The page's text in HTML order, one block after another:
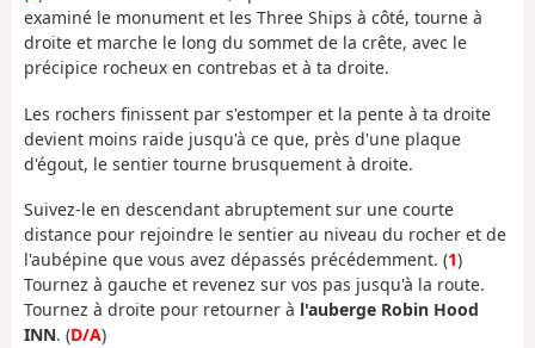
examiné le monument et les Three Ships à côté, tourne à
droite et marche le long du sommet de la crête, avec le
précipice rocheux en contrebas et à ta droite.
Les rochers finissent par s'estomper et la pente à ta droite
devient moins raide jusqu'à ce que, près d'une plaque
d'égout, le sentier tourne brusquement à droite.
Suivez-le en descendant abruptement sur une courte
distance pour rejoindre le sentier au niveau du rocher et de
l'aubépine que vous avez dépassés précédemment. (1)
Tournez à gauche et revenez sur vos pas jusqu'à la route.
Tournez à droite pour retourner à l'auberge Robin Hood
INN. (D/A)